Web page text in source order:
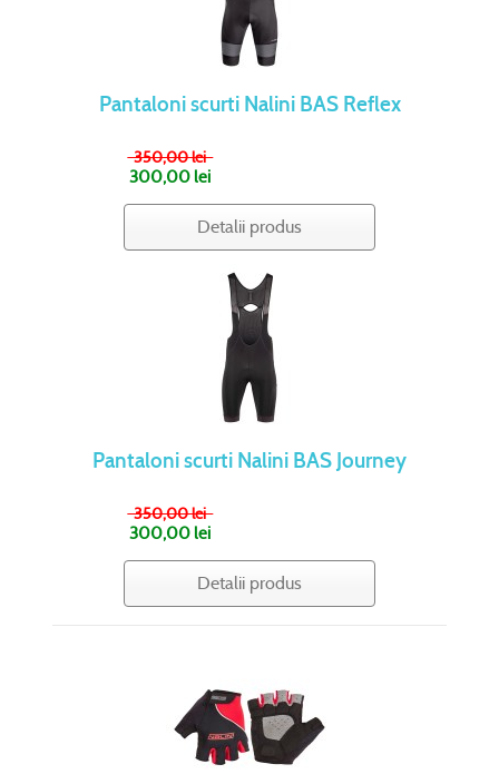
Pantaloni scurti Nalini BAS Reflex
350,00 lei
300,00 lei
Detalii produs
Pantaloni scurti Nalini BAS Journey
350,00 lei
300,00 lei
Detalii produs